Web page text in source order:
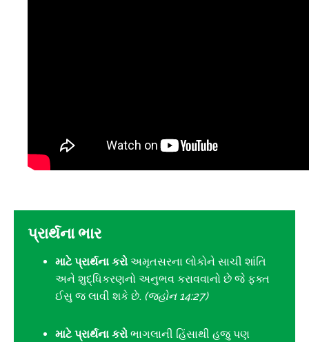
પ્રાર્થના ભાર
માટે પ્રાર્થના કરો અમૃતસરના લોકોને સાચી શાંતિ
અને શુદ્ધિકરણનો અનુભવ કરાવવાનો છે જે ફક્ત
ઈસુ જ લાવી શકે છે. (જ્હોન 14:27)
માટે પ્રાર્થના કરો ભાગલાની હિંસાથી હજુ પણ